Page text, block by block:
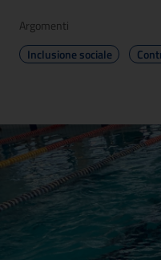
Argomenti
Inclusione sociale